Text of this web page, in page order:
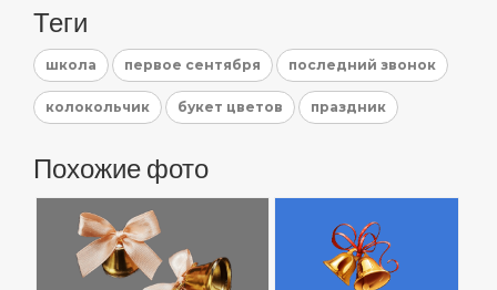
Теги
школа первое сентября последний звонок
колокольчик букет цветов праздник
Похожие фото